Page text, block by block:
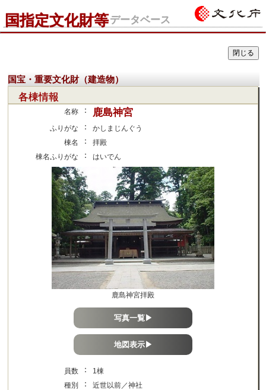
国指定文化財等データベース
国宝・重要文化財（建造物）
各棟情報
名称 ： 鹿島神宮
ふりがな ：
かしまじんぐう
棟名
：
拝殿
棟名ふりがな
： はいでん
鹿島神宮拝殿
写真一覧▶
地図表示▶
員数 ：
1棟
種別
：
近世以前／神社